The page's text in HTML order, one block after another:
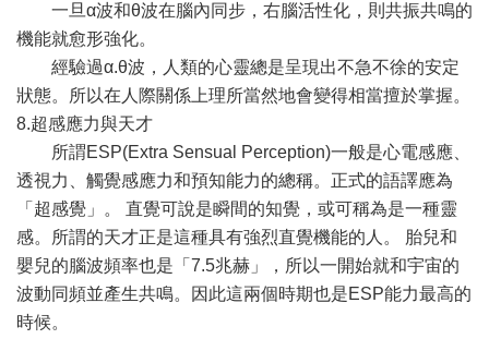
一旦α波和θ波在腦內同步，右腦活性化，則共振共鳴的
機能就愈形強化。
經驗過α.θ波，人類的心靈總是呈現出不急不徐的安定
狀態。所以在人際關係上理所當然地會變得相當擅於掌握。
8.超感應力與天才
所謂ESP(Extra Sensual Perception)一般是心電感應、
透視力、觸覺感應力和預知能力的總稱。正式的語譯應為
「超感覺」。 直覺可說是瞬間的知覺，或可稱為是一種靈
感。所謂的天才正是這種具有強烈直覺機能的人。 胎兒和
嬰兒的腦波頻率也是「7.5兆赫」，所以一開始就和宇宙的
波動同頻並產生共鳴。因此這兩個時期也是ESP能力最高的
時候。